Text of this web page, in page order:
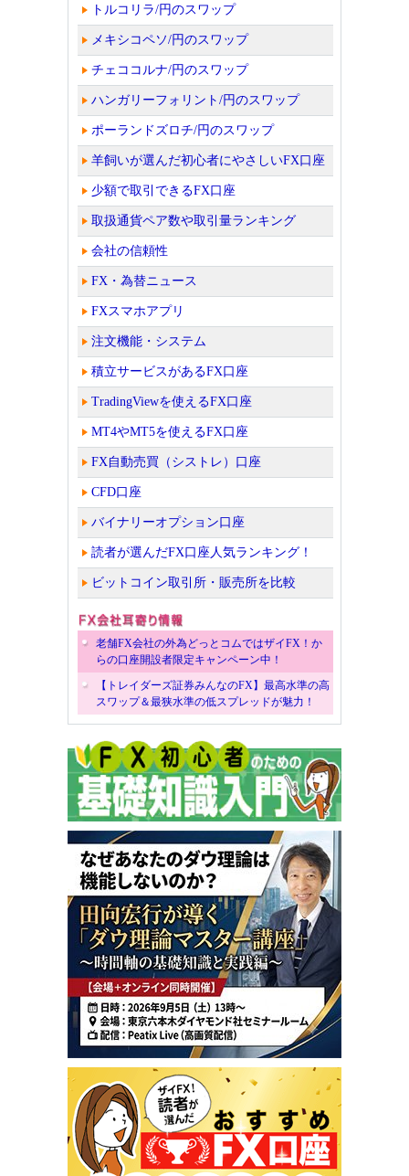
トルコリラ/円のスワップ
メキシコペソ/円のスワップ
チェココルナ/円のスワップ
ハンガリーフォリント/円のスワップ
ポーランドズロチ/円のスワップ
羊飼いが選んだ初心者にやさしいFX口座
少額で取引できるFX口座
取扱通貨ペア数や取引量ランキング
会社の信頼性
FX・為替ニュース
FXスマホアプリ
注文機能・システム
積立サービスがあるFX口座
TradingViewを使えるFX口座
MT4やMT5を使えるFX口座
FX自動売買（シストレ）口座
CFD口座
バイナリーオプション口座
読者が選んだFX口座人気ランキング！
ビットコイン取引所・販売所を比較
老舗FX会社の外為どっとコムではザイFX！か
らの口座開設者限定キャンペーン中！
【トレイダーズ証券みんなのFX】最高水準の高
スワップ＆最狭水準の低スプレッドが魅力！